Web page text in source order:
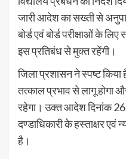
जारी आदेश का सख्ती से
बोर्ड एवं बोर्ड परीक्षाओं के लिए
इस प्रतिबंध से मुक्त रहेंगी।
जिला प्रशासन ने स्पष्ट
तत्काल प्रभाव से लागू होगा
रहेगा। उक्त आदेश दिनांक
दण्डाधिकारी के हस्ताक्षर एवं
है।